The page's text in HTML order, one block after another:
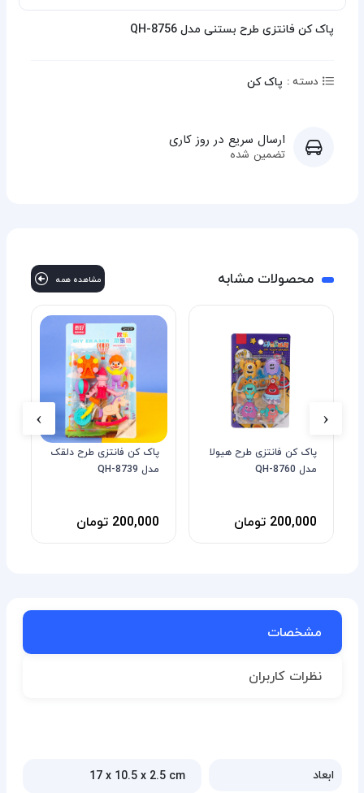
پاک کن فانتزی طرح بستنی مدل QH-8756
دسته : پاک کن
ارسال سریع در روز کاری
تضمین شده
محصولات مشابه مشاهده همه
پاک کن فانتزی طرح هیولا
مدل QH-8760
200,000 تومان
پاک کن فانتزی طرح دلقک
مدل QH-8739
200,000 تومان
‹
›
مشخصات
نظرات کاربران
ابعاد
‎17 x 10.5 x 2.5 cm